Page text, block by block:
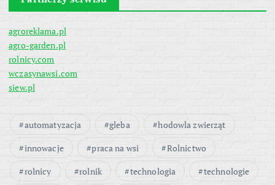
agroreklama.pl
agro-garden.pl
rolnicy.com
wczasynawsi.com
siew.pl
automatyzacja gleba
hodowla zwierząt
innowacje
praca na wsi
Rolnictwo
rolnicy
rolnik technologia
technologie